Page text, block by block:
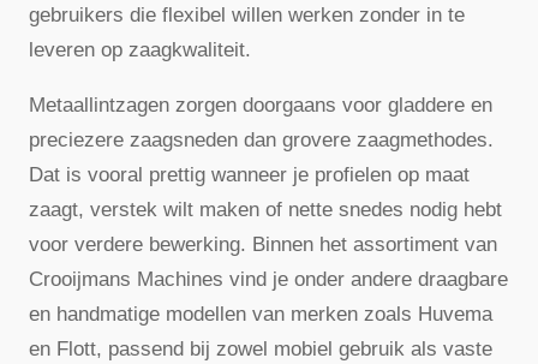
gebruikers die flexibel willen werken zonder in te
leveren op zaagkwaliteit.
Metaallintzagen zorgen doorgaans voor gladdere en
preciezere zaagsneden dan grovere zaagmethodes.
Dat is vooral prettig wanneer je profielen op maat
zaagt, verstek wilt maken of nette snedes nodig hebt
voor verdere bewerking. Binnen het assortiment van
Crooijmans Machines vind je onder andere draagbare
en handmatige modellen van merken zoals Huvema
en Flott, passend bij zowel mobiel gebruik als vaste